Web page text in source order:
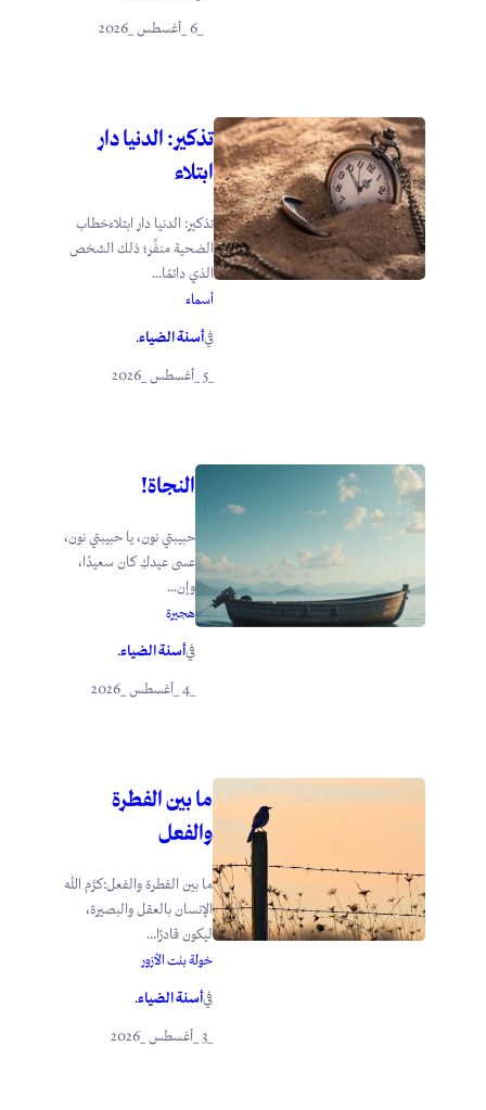
تذكير: الدنيا دار
ابتلاء
تذكير: الدنيا دار ابتلاءخطاب
الضحية منفِّر؛ ذلك الشخص
الذي دائمًا...
أسماء
فيأسنة الضياء.
_5 _أغسطس _2026
النجاة!
حبيبتي نون، يا حبيبتي نون،
عسى عيدكِ كان سعيدًا،
وإن...
هجيرة
فيأسنة الضياء.
_4 _أغسطس _2026
ما بين الفطرة
والفعل
ما بين الفطرة والفعل:كرَّم الله
الإنسان بالعقل والبصيرة،
ليكون قادرًا...
خولة بنت الأزور
فيأسنة الضياء.